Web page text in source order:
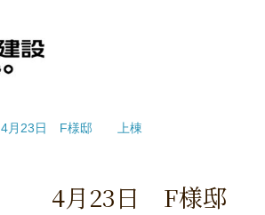
4月23日 F様邸 上棟
4月23日 F様邸